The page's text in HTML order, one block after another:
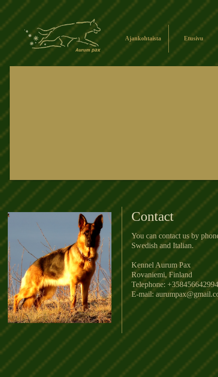
Ajankohtaista Etusivu
Contact
You can contact us by
Swedish and Italian.
Kennel Aurum Pax
Rovaniemi, Finland
Telephone: +358456642994
E-mail: